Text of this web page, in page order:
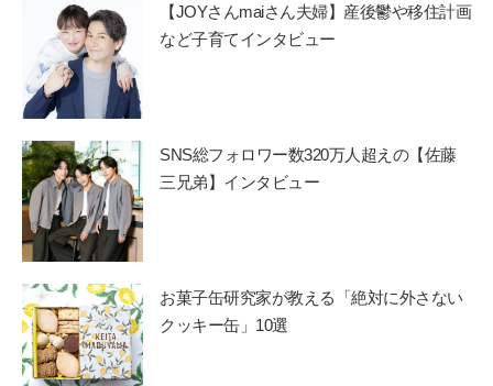
【JOYさんmaiさん夫婦】産後鬱や移住計画
など子育てインタビュー
SNS総フォロワー数320万人超えの【佐藤
三兄弟】インタビュー
お菓子缶研究家が教える「絶対に外さない
クッキー缶」10選